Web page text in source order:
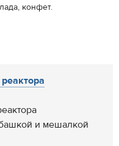
конфет.
и мешалкой